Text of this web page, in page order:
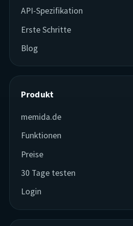
API-Spezifikation
Erste Schritte
Blog
Produkt
memida.de
Funktionen
Preise
30 Tage testen
Login